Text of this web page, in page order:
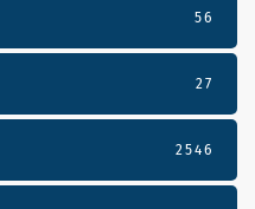
56
27
2546